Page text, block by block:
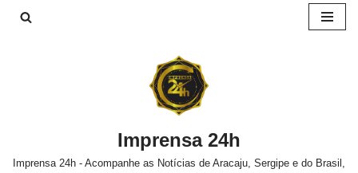
Imprensa 24h
Imprensa 24h - Acompanhe as Notícias de Aracaju, Sergipe e do Brasil,